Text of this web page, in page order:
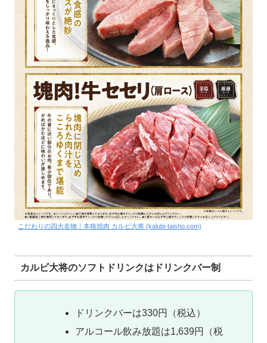
こだわりの四大名物｜本格焼肉 カルビ大将 (kalubi-taisho.com)
カルビ大将のソフトドリンクはドリンクバー制
ドリンクバーは330円（税込）
アルコール飲み放題は1,639円（税